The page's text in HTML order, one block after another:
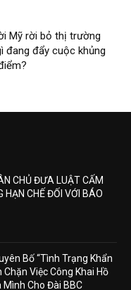
Mỹ rời bỏ thị trường
đang đẩy cuộc khủng
CHỦ ĐƯA LUẬT CẤM
HẠN CHẾ ĐỐI VỚI BÁO
Bố “Tình Trạng Khẩn
Chặn Việc Công Khai Hồ
Mình Cho Đài BBC